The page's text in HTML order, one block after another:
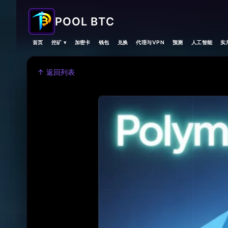
POOL BTC
首页 挖矿 ▾ 加密卡 钱包 兑换 代理与VPN 预测 人工智能 实
↑ 返回列表